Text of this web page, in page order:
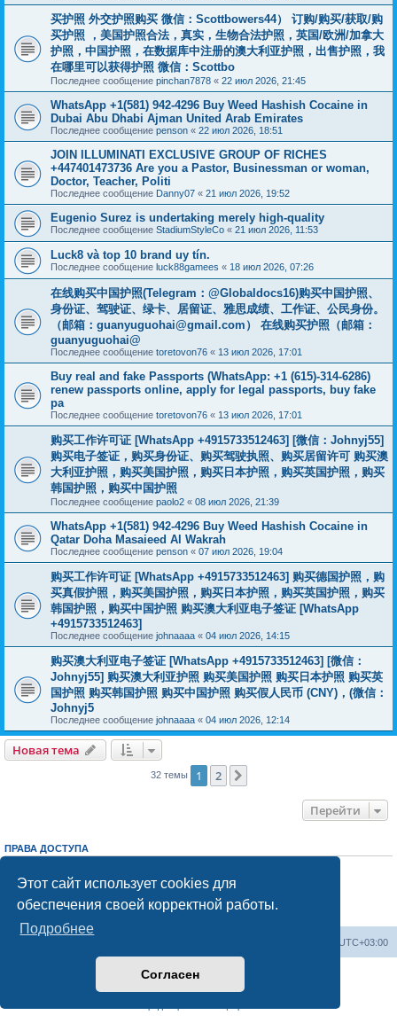
Этот сайт использует cookies для
обеспечения своей корректной работы.
Подробнее
Согласен
买护照 外交护照购买 微信：Scottbowers44） 订购/购买/获取/购
买护照 ，美国护照合法，真实，生物合法护照，英国/欧洲/加拿大
护照，中国护照，在数据库中注册的澳大利亚护照，出售护照，我
在哪里可以获得护照 微信：Scottbo
Последнее сообщение pinchan7878 « 22 июл 2026, 21:45
WhatsApp +1(581) 942-4296 Buy Weed Hashish Cocaine in
Dubai Abu Dhabi Ajman United Arab Emirates
Последнее сообщение penson « 22 июл 2026, 18:51
JOIN ILLUMINATI EXCLUSIVE GROUP OF RICHES
+447401473736 Are you a Pastor, Businessman or woman,
Doctor, Teacher, Politi
Последнее сообщение Danny07 « 21 июл 2026, 19:52
Eugenio Surez is undertaking merely high-quality
Последнее сообщение StadiumStyleCo « 21 июл 2026, 11:53
Luck8 và top 10 brand uy tín.
Последнее сообщение luck88gamees « 18 июл 2026, 07:26
在线购买中国护照(Telegram：@Globaldocs16)购买中国护照、
身份证、驾驶证、绿卡、居留证、雅思成绩、工作证、公民身份。
（邮箱： guanyuguohai@gmail.com ） 在线购买护照（邮箱：
guanyuguohai@
Последнее сообщение toretovon76 « 13 июл 2026, 17:01
Buy real and fake Passports (WhatsApp: +1 (615)-314-6286)
renew passports online, apply for legal passports, buy fake
pa
Последнее сообщение toretovon76 « 13 июл 2026, 17:01
购买工作许可证 [WhatsApp +4915733512463] [微信：Johnyj55]
购买电子签证，购买身份证、购买驾驶执照、购买居留许可 购买澳
大利亚护照，购买美国护照，购买日本护照，购买英国护照，购买
韩国护照，购买中国护照
Последнее сообщение paolo2 « 08 июл 2026, 21:39
WhatsApp +1(581) 942-4296 Buy Weed Hashish Cocaine in
Qatar Doha Masaieed Al Wakrah
Последнее сообщение penson « 07 июл 2026, 19:04
购买工作许可证 [WhatsApp +4915733512463] 购买德国护照，购
买真假护照，购买美国护照，购买日本护照，购买英国护照，购买
韩国护照，购买中国护照 购买澳大利亚电子签证 [WhatsApp
+4915733512463]
Последнее сообщение johnaaaa « 04 июл 2026, 14:15
购买澳大利亚电子签证 [WhatsApp +4915733512463] [微信：
Johnyj55] 购买澳大利亚护照 购买美国护照 购买日本护照 购买英
国护照 购买韩国护照 购买中国护照 购买假人民币 (CNY)，(微信：
Johnyj5
Последнее сообщение johnaaaa « 04 июл 2026, 12:14
Новая тема
32 темы 1 2
Перейти
ПРАВА ДОСТУПА
Выне можетеотвечать на сообщения
Выне можетередактировать свои сообщения
Выне можетеудалять свои сообщения
добавлять вложения
UTC+03:00
Создано на основеphpBB® Forum Software © phpBB Limited
Русская поддержка phpBB